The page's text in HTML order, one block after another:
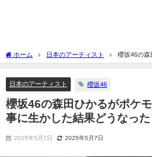
ホーム 日本のアーティスト
櫻坂46の森
仕事に生かした結果どうなった？
日本のアーティスト 櫻坂46
櫻坂46の森田ひかるがポケ
事に生かした結果どうなった
2025年5月7日 2025年5月7日